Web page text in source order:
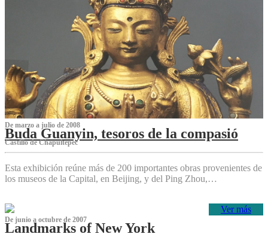
De marzo a julio de 2008
Buda Guanyin, tesoros de la compasió
Castillo de Chapultepec
Esta exhibición reúne más de 200 importantes obras provenientes de
los museos de la Capital, en Beijing, y del Ping Zhou,…
Ver más
De junio a octubre de 2007
Landmarks of New York